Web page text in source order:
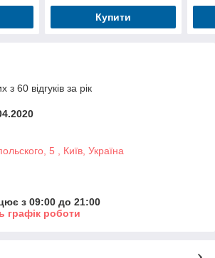
Купити
з 60 відгуків за рік
5 , Київ, Україна
з 09:00 до 21:00
графік роботи